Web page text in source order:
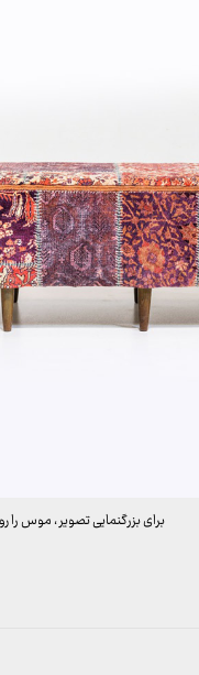
برای بزرگنمایی تصویر ، موس را